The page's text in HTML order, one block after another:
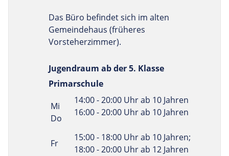
Das Büro befindet sich im alten
Gemeindehaus (früheres
Vorsteherzimmer).
Jugendraum ab der 5. Klasse
Primarschule
Mi
Do
Fr
14:00 - 20:00 Uhr ab 10 Jahren
16:00 - 20:00 Uhr ab 10 Jahren
15:00 - 18:00 Uhr ab 10 Jahren;
18:00 - 20:00 Uhr ab 12 Jahren